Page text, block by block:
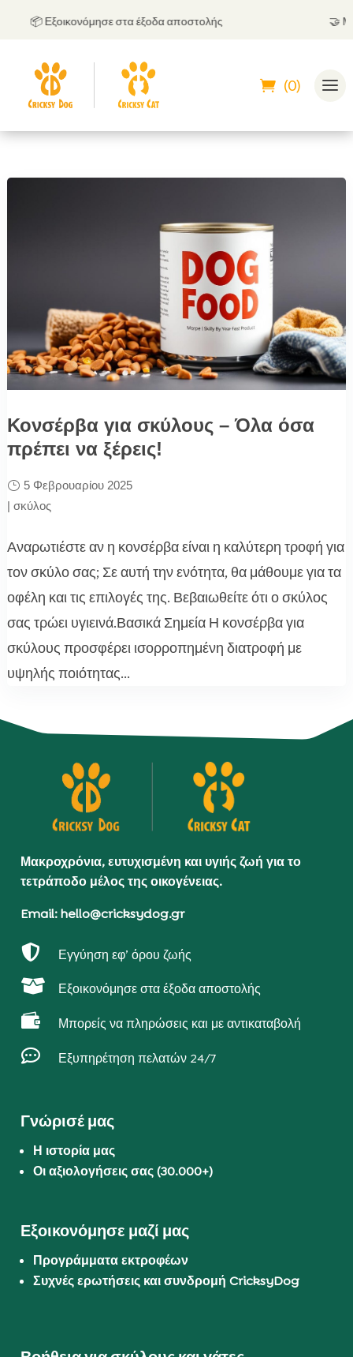
📦 Εξοικονόμησε στα έξοδα αποστολής
(0)
Κονσέρβα για σκύλους – Όλα όσα
πρέπει να ξέρεις!
5 Φεβρουαρίου 2025
| σκύλος
Αναρωτιέστε αν η κονσέρβα είναι η καλύτερη τροφή για
τον σκύλο σας; Σε αυτή την ενότητα, θα μάθουμε για τα
οφέλη και τις επιλογές της. Βεβαιωθείτε ότι ο σκύλος
σας τρώει υγιεινά.Βασικά Σημεία Η κονσέρβα για
σκύλους προσφέρει ισορροπημένη διατροφή με
υψηλής ποιότητας...
Μακροχρόνια, ευτυχισμένη και υγιής ζωή για το
τετράποδο μέλος της οικογένειας.
Email: hello@cricksydog.gr
 Εγγύηση εφ’ όρου ζωής
 Εξοικονόμησε στα έξοδα αποστολής
 Μπορείς να πληρώσεις και με αντικαταβολή
 Εξυπηρέτηση πελατών 24/7
Γνώρισέ μας
Η ιστορία μας
Οι αξιολογήσεις σας (30.000+)
Εξοικονόμησε μαζί μας
Προγράμματα εκτροφέων
Συχνές ερωτήσεις και συνδρομή CricksyDog